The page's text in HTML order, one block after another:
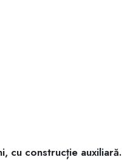
cu construcție auxiliară.